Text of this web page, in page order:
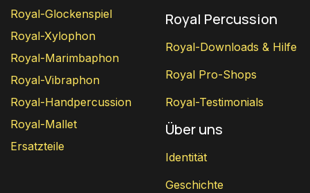
Royal-Glockenspiel
Royal-Xylophon
Royal-Marimbaphon
Royal-Vibraphon
Royal-Handpercussion
Royal-Mallet
Ersatzteile
Royal Percussion
Royal-Downloads & Hilfe
Royal Pro-Shops
Royal-Testimonials
Über uns
Identität
Geschichte